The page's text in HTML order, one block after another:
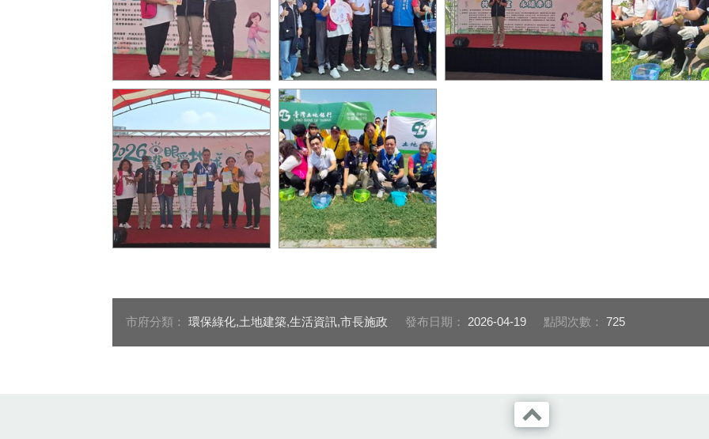
04-陳局長與台中市愛教育
國際蘭馨交流協會理事長陳
昭舒、立法院副院長江啟臣
合影
02-「護眼Eye地球．共植希
望 永續未來」親子植樹活動
行動
市府分類： 環保綠化,土地建築,生活資訊,市長施政 發布日期： 2026-04-19 點閱次數： 725